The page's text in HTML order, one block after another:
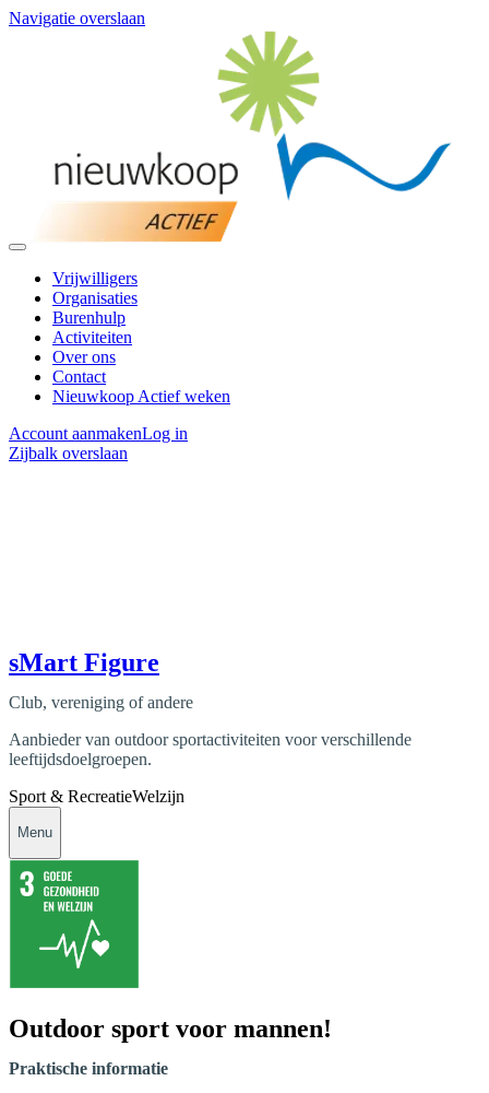
Navigatie overslaan
Vrijwilligers
Organisaties
Burenhulp
Activiteiten
Over ons
Contact
Nieuwkoop Actief weken
Account aanmakenLog in
Zijbalk overslaan
sMart Figure
Club, vereniging of andere
Aanbieder van outdoor sportactiviteiten voor verschillende
leeftijdsdoelgroepen.
Sport & RecreatieWelzijn
Menu
Outdoor sport voor mannen!
Praktische informatie